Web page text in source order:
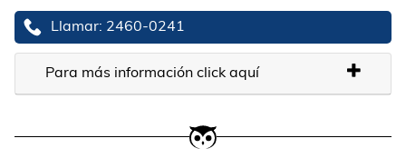
Llamar: 2460-0241
Para más información click aquí